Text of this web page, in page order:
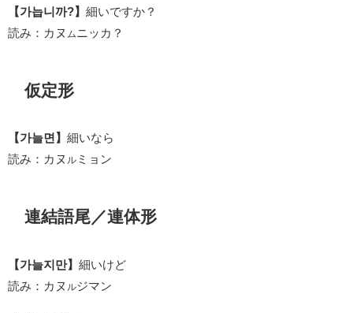
【가늡니까?】 細いですか？
読み：カヌ ム ニッカ？
仮定形
【가늘면】 細いなら
読み：カヌ ル ミョン
連結語尾／連体形
【가늘지만】 細いけど
読み：カヌ ルジマン